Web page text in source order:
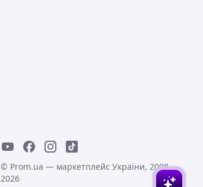
© Prom.ua — маркетплейс України, 2008-
2026